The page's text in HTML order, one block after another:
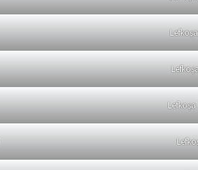
Lefkoşa